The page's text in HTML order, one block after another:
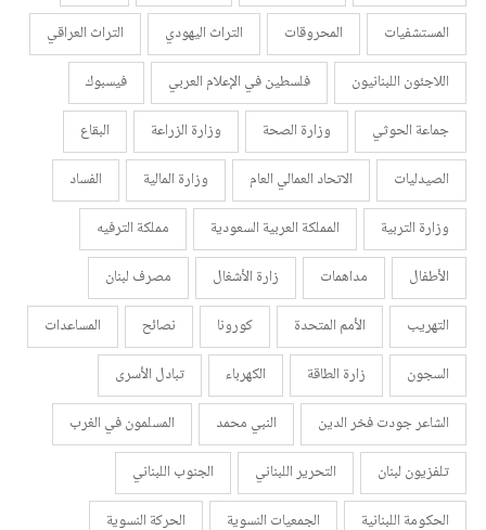
المستشفيات
المحروقات التراث اليهودي
التراث العراقي
اللاجئون اللبنانيون
فلسطين في الإعلام العربي
فيسبوك
جماعة الحوثي
وزارة الصحة وزارة الزراعة
البقاع
الصيدليات
الاتحاد العمالي العام وزارة المالية
الفساد
وزارة التربية
المملكة العربية السعودية
مملكة الترفيه
الأطفال
مداهمات زارة الأشغال
مصرف لبنان
التهريب
الأمم المتحدة كورونا نصائح
المساعدات
السجون
زارة الطاقة الكهرباء
تبادل الأسرى
الشاعر جودت فخر الدين
النبي محمد
المسلمون في الغرب
تلفزيون لبنان
التحرير اللبناني
الجنوب اللبناني
الحكومة اللبنانية
الجمعيات النسوية
الحركة النسوية